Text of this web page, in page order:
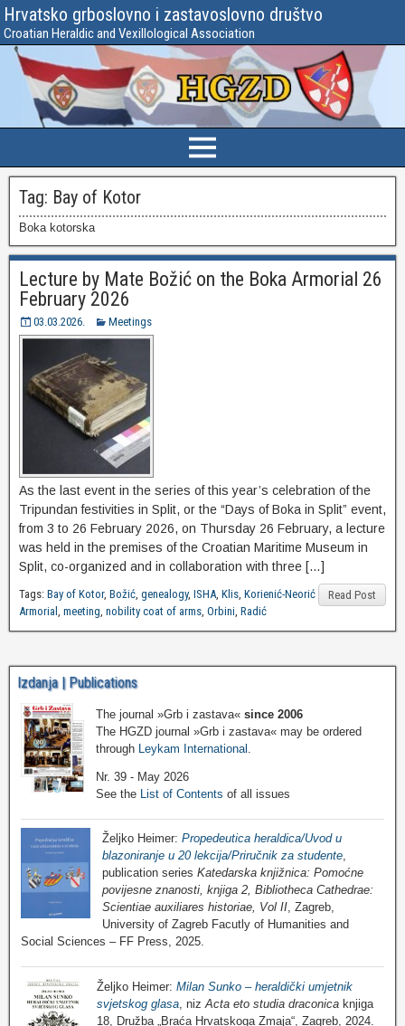
Hrvatsko grboslovno i zastavoslovno društvo
Croatian Heraldic and Vexillological Association
Tag: Bay of Kotor
Boka kotorska
Lecture by Mate Božić on the Boka Armorial 26
February 2026
03.03.2026. Meetings
As the last event in the series of this year’s celebration of the
Tripundan festivities in Split, or the “Days of Boka in Split” event,
from 3 to 26 February 2026, on Thursday 26 February, a lecture
was held in the premises of the Croatian Maritime Museum in
Split, co-organized and in collaboration with three […]
Read Post
Tags: Bay of Kotor, Božić, genealogy, ISHA, Klis, Korienić-Neorić
Armorial , meeting, nobility coat of arms, Orbini, Radić
Izdanja | Publications
The journal »Grb i zastava« since 2006
The HGZD journal »Grb i zastava« may be ordered
through
Leykam International
Nr. 39 - May 2026
See the
List of Contents of all issues
Željko Heimer: Propedeutica heraldica/Uvod u
blazoniranje u 20 lekcija/Priručnik za studente,
publication series Katedarska knjižnica: Pomoćne
povijesne znanosti, knjiga 2, Bibliotheca Cathedrae:
Scientiae auxiliares historiae, Vol II, Zagreb,
University of Zagreb Facutly of Humanities and
Social Sciences – FF Press, 2025.
Željko Heimer: Milan Sunko – heraldički umjetnik
svjetskog glasa , niz Acta eto studia draconica knjiga
18, Družba „Braća Hrvatskoga Zmaja“, Zagreb, 2024.